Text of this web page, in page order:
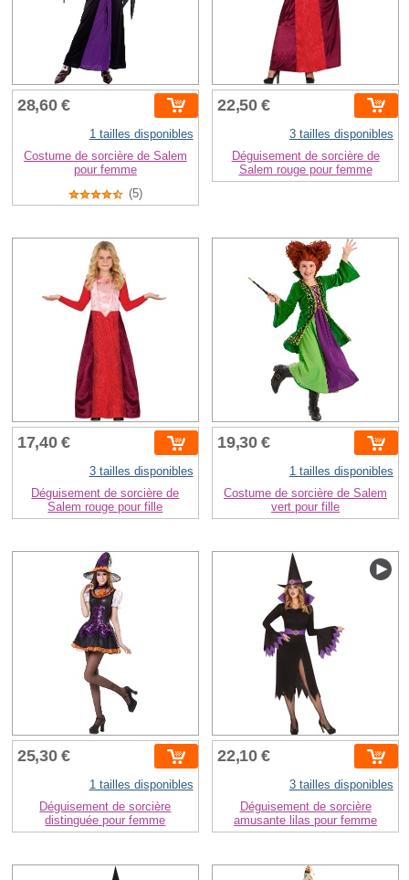
28,60 €
1 tailles disponibles
Costume de sorcière de Salem
pour femme
(5)
22,50 €
3 tailles disponibles
Déguisement de sorcière de
Salem rouge pour femme
17,40 €
3 tailles disponibles
Déguisement de sorcière de
Salem rouge pour fille
19,30 €
1 tailles disponibles
Costume de sorcière de Salem
vert pour fille
25,30 €
1 tailles disponibles
Déguisement de sorcière
distinguée pour femme
22,10 €
3 tailles disponibles
Déguisement de sorcière
amusante lilas pour femme